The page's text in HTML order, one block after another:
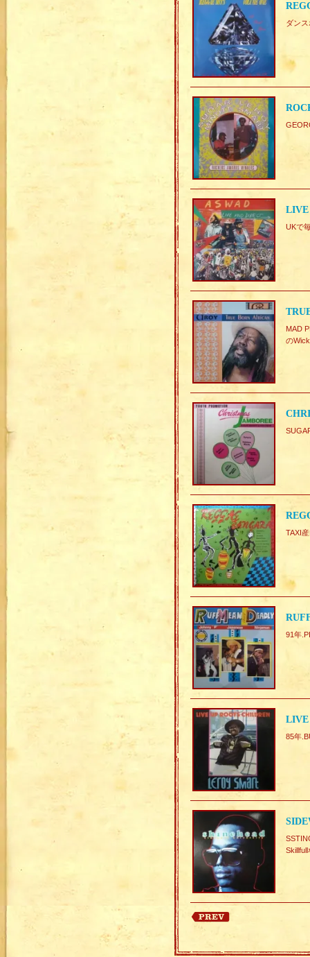
ダン
LIVE
UKで
MAD
の
TAXI
91年
LIVE
85年